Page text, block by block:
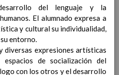
ContribuciÃ³n del Ã¡rea a
las competencias clave
ConcreciÃ³n curricular
para la etapa. Perfiles de
Ã¡rea y de
competencias
En revisiÃ³n
Ãrea de MatemÃ¡ticas
del lenguaje y la
El alumnado expresa a
y cultural su individualidad,
entorno.
diversas expresiones artísticas
de socialización del
con los otros y el desarrollo